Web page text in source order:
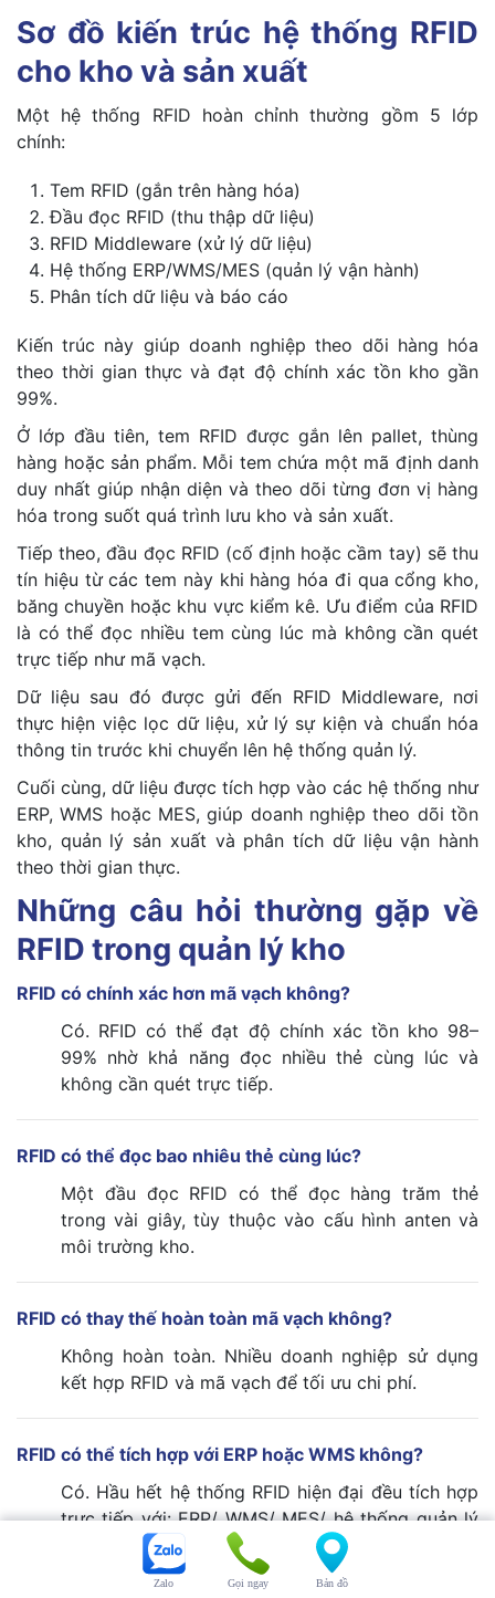
Sơ đồ kiến trúc hệ thống RFID
cho kho và sản xuất
Một hệ thống RFID hoàn chỉnh thường gồm 5 lớp
chính:
Tem RFID (gắn trên hàng hóa)
Đầu đọc RFID (thu thập dữ liệu)
RFID Middleware (xử lý dữ liệu)
Hệ thống ERP/WMS/MES (quản lý vận hành)
Phân tích dữ liệu và báo cáo
Kiến trúc này giúp doanh nghiệp theo dõi hàng hóa
theo thời gian thực và đạt độ chính xác tồn kho gần
99%.
Ở lớp đầu tiên, tem RFID được gắn lên pallet, thùng
hàng hoặc sản phẩm. Mỗi tem chứa một mã định danh
duy nhất giúp nhận diện và theo dõi từng đơn vị hàng
hóa trong suốt quá trình lưu kho và sản xuất.
Tiếp theo, đầu đọc RFID (cố định hoặc cầm tay) sẽ thu
tín hiệu từ các tem này khi hàng hóa đi qua cổng kho,
băng chuyền hoặc khu vực kiểm kê. Ưu điểm của RFID
là có thể đọc nhiều tem cùng lúc mà không cần quét
trực tiếp như mã vạch.
Dữ liệu sau đó được gửi đến RFID Middleware, nơi
thực hiện việc lọc dữ liệu, xử lý sự kiện và chuẩn hóa
thông tin trước khi chuyển lên hệ thống quản lý.
Cuối cùng, dữ liệu được tích hợp vào các hệ thống như
ERP, WMS hoặc MES, giúp doanh nghiệp theo dõi tồn
kho, quản lý sản xuất và phân tích dữ liệu vận hành
theo thời gian thực.
Những câu hỏi thường gặp về
RFID trong quản lý kho
RFID có chính xác hơn mã vạch không?
Có. RFID có thể đạt độ chính xác tồn kho 98–
99% nhờ khả năng đọc nhiều thẻ cùng lúc và
không cần quét trực tiếp.
RFID có thể đọc bao nhiêu thẻ cùng lúc?
Một đầu đọc RFID có thể đọc hàng trăm thẻ
trong vài giây, tùy thuộc vào cấu hình anten và
môi trường kho.
RFID có thay thế hoàn toàn mã vạch không?
Không hoàn toàn. Nhiều doanh nghiệp sử dụng
kết hợp RFID và mã vạch để tối ưu chi phí.
RFID có thể tích hợp với ERP hoặc WMS không?
Có. Hầu hết hệ thống RFID hiện đại đều tích hợp
trực tiếp với: ERP/ WMS/ MES/ hệ thống quản lý
chuỗi cung ứng
Bản đồ
Gọi ngay
Zalo